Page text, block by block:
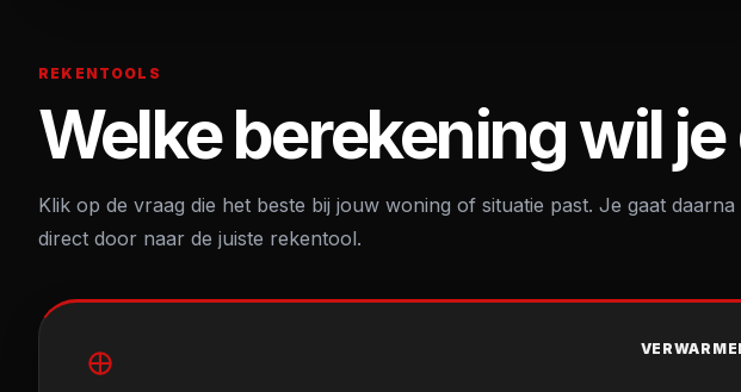
REKENTOOLS
Welke berekening wil
Klik op de vraag die het beste bij jouw woning of situatie past. Je gaat daarna
direct door naar de juiste rekentool.